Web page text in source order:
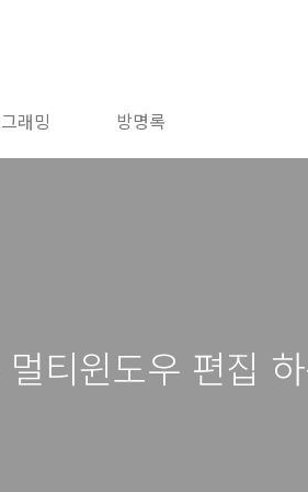
래밍 방명록
티윈도우 편집